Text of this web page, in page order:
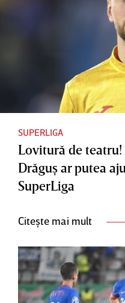
SUPERLIGA
Lovitură de teatru!
Drăguş ar putea
SuperLiga
Citește mai mult